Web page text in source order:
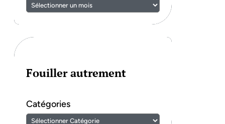
Fouiller autrement
Catégories